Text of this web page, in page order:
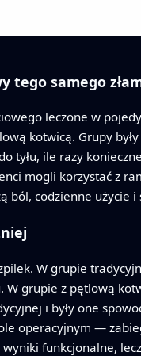
tego samego
leczone w
kotwicą. Grupy
tyłu, ile razy
mogli korzystać z
codzienne użycie i
W grupie
grupie z pętlową
i były one
operacyjnym —
funkcjonalne,